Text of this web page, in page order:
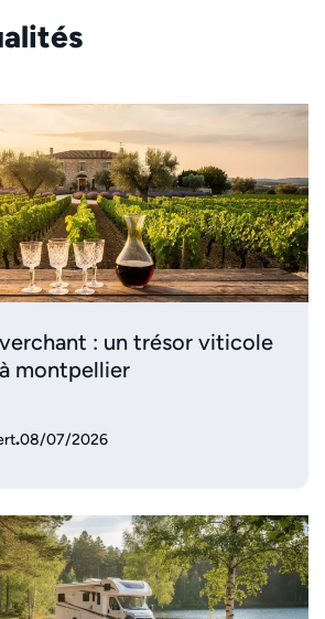
: un trésor viticole
montpellier
.08/07/2026